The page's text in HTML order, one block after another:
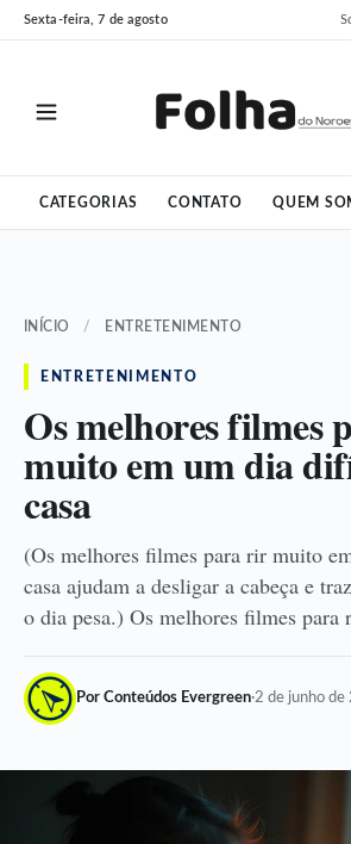
Pular
para
Pular
para
Sexta-feira, 7 de agosto
CATEGORIAS CONTATO QUEM
INÍCIO / ENTRETENIMENTO
ENTRETENIMENTO
Os melhores filmes
muito em um dia
casa
(Os melhores filmes para rir muito
casa ajudam a desligar a cabeça e
o dia pesa.) Os melhores filmes
Por Conteúdos Evergreen·2 de junho